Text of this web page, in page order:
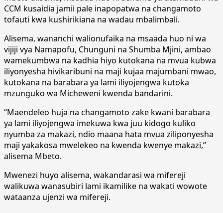
CCM kusaidia jamii pale inapopatwa na changamoto
tofauti kwa kushirikiana na wadau mbalimbali.
Alisema, wananchi walionufaika na msaada huo ni wa
vijiji vya Namapofu, Chunguni na Shumba Mjini, ambao
wamekumbwa na kadhia hiyo kutokana na mvua kubwa
iliyonyesha hivikaribuni na maji kujaa majumbani mwao,
kutokana na barabara ya lami iliyojengwa kutoka
mzunguko wa Micheweni kwenda bandarini.
“Maendeleo huja na changamoto zake kwani barabara
ya lami iliyojengwa imekuwa kwa juu kidogo kuliko
nyumba za makazi, ndio maana hata mvua ziliponyesha
maji yakakosa mwelekeo na kwenda kwenye makazi,”
alisema Mbeto.
Mwenezi huyo alisema, wakandarasi wa mifereji
walikuwa wanasubiri lami ikamilike na wakati wowote
wataanza ujenzi wa mifereji.